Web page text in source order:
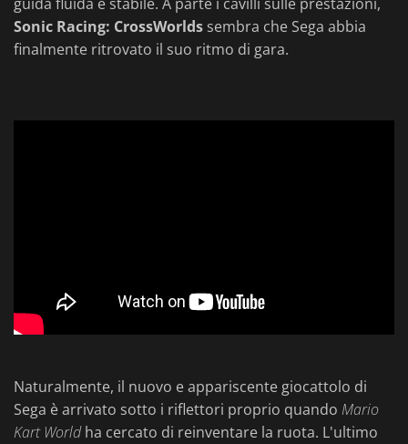
Sonic Racing: CrossWorlds sembra che Sega abbia
finalmente ritrovato il suo ritmo di gara.
Naturalmente, il nuovo e appariscente giocattolo di
Sega è arrivato sotto i riflettori proprio quando Mario
Kart Worldha cercato di reinventare la ruota. L'ultimo